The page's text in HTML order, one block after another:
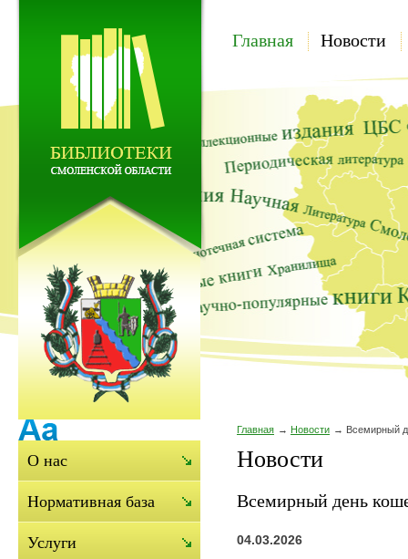
Главная Новости
Главная Новости Всемирный
Новости
Всемирный день
04.03.2026
О нас
Нормативная база
Услуги